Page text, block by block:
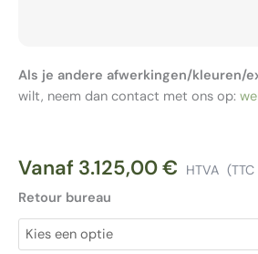
Vanaf 3.125,00€ HTVA (TTC
Retour bureau
Als je andere afwerkingen/kleuren/
wilt, neem dan contact met ons op: